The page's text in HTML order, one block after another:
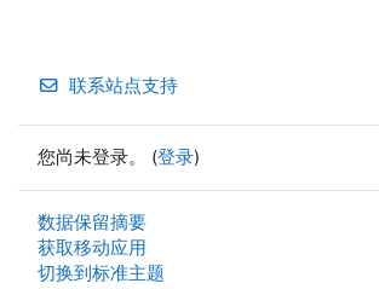
联系站点支持
您尚未登录。 (登录)
‎数据保留摘要‎
获取移动应用
切换到标准主题